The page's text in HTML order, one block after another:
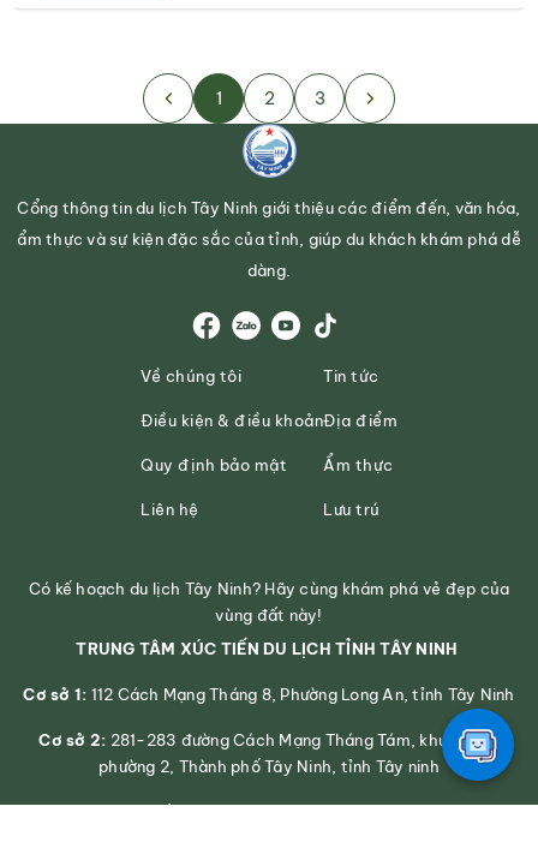
1 2 3
Cổng thông tin du lịch Tây Ninh giới thiệu các điểm đến, văn hóa,
ẩm thực và sự kiện đặc sắc của tỉnh, giúp du khách khám phá dễ
dàng.
Về chúng tôi
Điều kiện & điều khoản
Quy định bảo mật
Liên hệ
Tin tức
Địa điểm
Ẩm thực
Lưu trú
Có kế hoạch du lịch Tây Ninh? Hãy cùng khám phá vẻ đẹp của
vùng đất này!
TRUNG TÂM XÚC TIẾN DU LỊCH TỈNH TÂY NINH
Cơ sở 1: 112 Cách Mạng Tháng 8, Phường Long An, tỉnh Tây Ninh
Cơ sở 2: 281-283 đường Cách Mạng Tháng Tám, khu phố 2,
phường 2, Thành phố Tây Ninh, tỉnh Tây ninh
Số điện thoại: 0272 3939545